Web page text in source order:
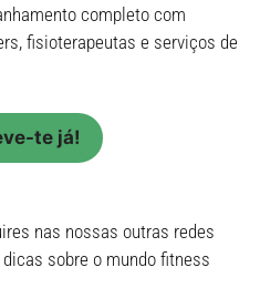
completo com
fisioterapeutas e serviços de
te já!
nas nossas outras redes
sobre o mundo fitness